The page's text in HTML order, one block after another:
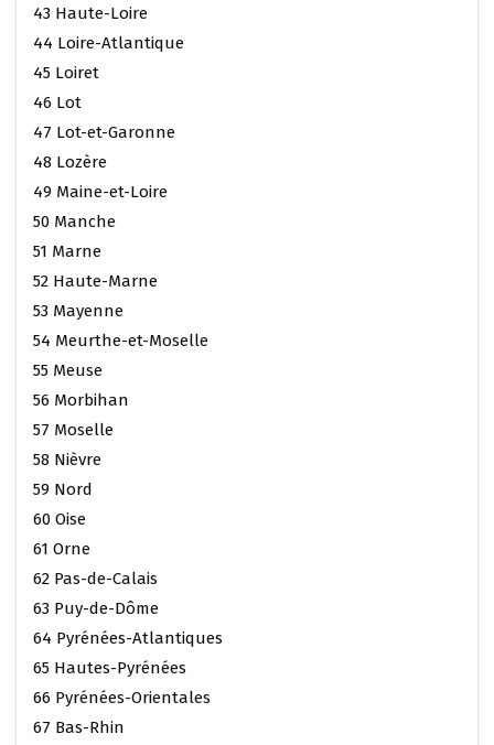
43 Haute-Loire
44 Loire-Atlantique
45 Loiret
46 Lot
47 Lot-et-Garonne
48 Lozère
49 Maine-et-Loire
50 Manche
51 Marne
52 Haute-Marne
53 Mayenne
54 Meurthe-et-Moselle
55 Meuse
56 Morbihan
57 Moselle
58 Nièvre
59 Nord
60 Oise
61 Orne
62 Pas-de-Calais
63 Puy-de-Dôme
64 Pyrénées-Atlantiques
65 Hautes-Pyrénées
66 Pyrénées-Orientales
67 Bas-Rhin